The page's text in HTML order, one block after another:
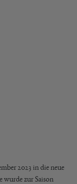
2023 in die neue
wurde zur Saison